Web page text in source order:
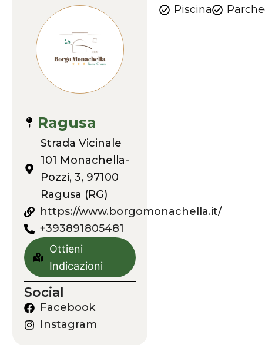
Ragusa
Strada Vicinale
101 Monachella-
Pozzi, 3, 97100
Ragusa (RG)
https://www.borgomonachella.it/
+393891805481
Ottieni
Indicazioni
Social
Facebook
Instagram
Piscina